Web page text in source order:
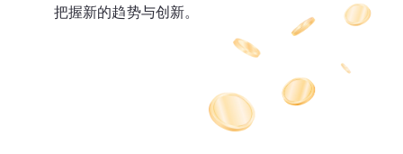
把握新的趋势与创新。